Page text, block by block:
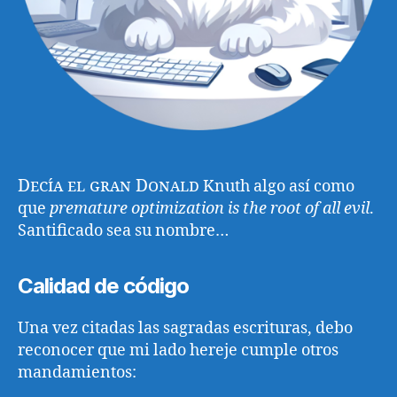
Decía el gran Donald Knuth algo así como
que premature optimization is the root of all evil.
Santificado sea su nombre…
Calidad de código
Una vez citadas las sagradas escrituras, debo
reconocer que mi lado hereje cumple otros
mandamientos: